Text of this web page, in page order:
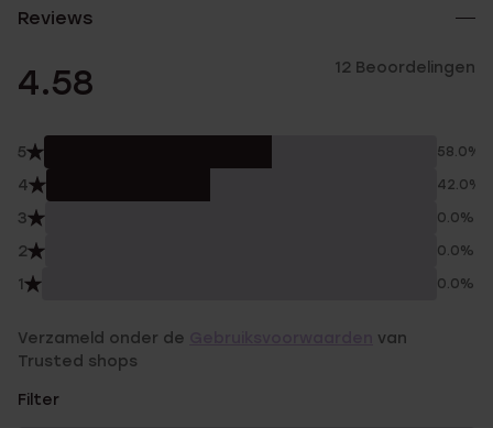
Reviews
4.58 12 Beoordelingen
5 58.0%
4 42.0%
3 0.0%
2 0.0%
1 0.0%
Verzameld onder de
van
Trusted shops
Filter